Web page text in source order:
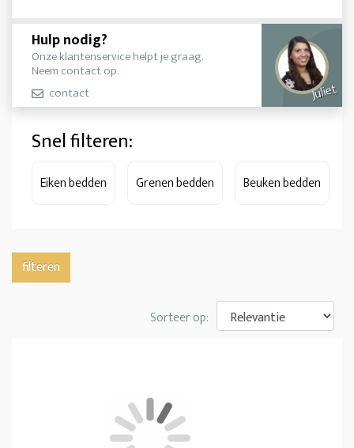
Hulp nodig?
Onze klantenservice helpt je graag.
Neem contact op.
contact
Juliet
Snel filteren:
Eiken bedden Grenen bedden Beuken bedden
filteren
Sorteer op: